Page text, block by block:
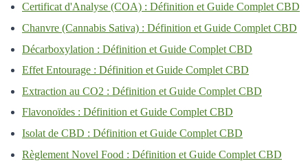
Certificat d'Analyse (COA) : Définition et Guide Complet CBD
Chanvre (Cannabis Sativa) : Définition et Guide Complet CBD
Décarboxylation : Définition et Guide Complet CBD
Effet Entourage : Définition et Guide Complet CBD
Extraction au CO2 : Définition et Guide Complet CBD
Flavonoïdes : Définition et Guide Complet CBD
Isolat de CBD : Définition et Guide Complet CBD
Règlement Novel Food : Définition et Guide Complet CBD